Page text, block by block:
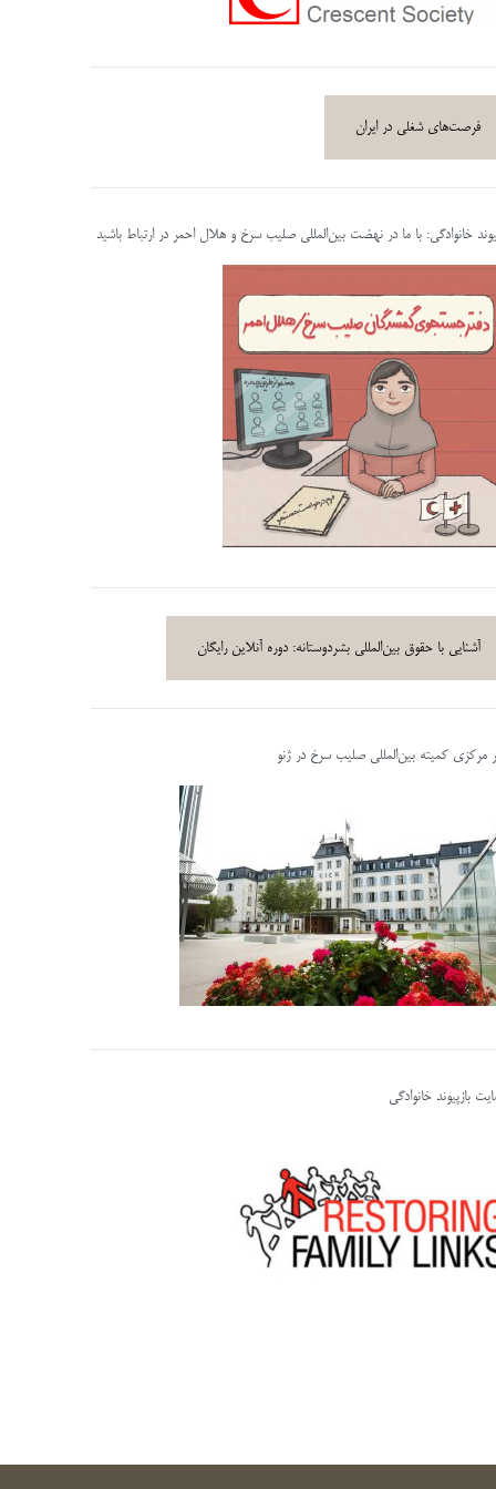
فرصت‌های شغلی در ایران
خانوادگی: با ما در نهضت بین‌المللی صلیب سرخ و هلال احمر در ارتباط باشید
آشنایی با حقوق بین‌المللی بشردوستانه: دوره آنلاین رایگان
مرکزی کمیته بین‌المللی صلیب سرخ در ژنو
بازپیوند خانوادگی